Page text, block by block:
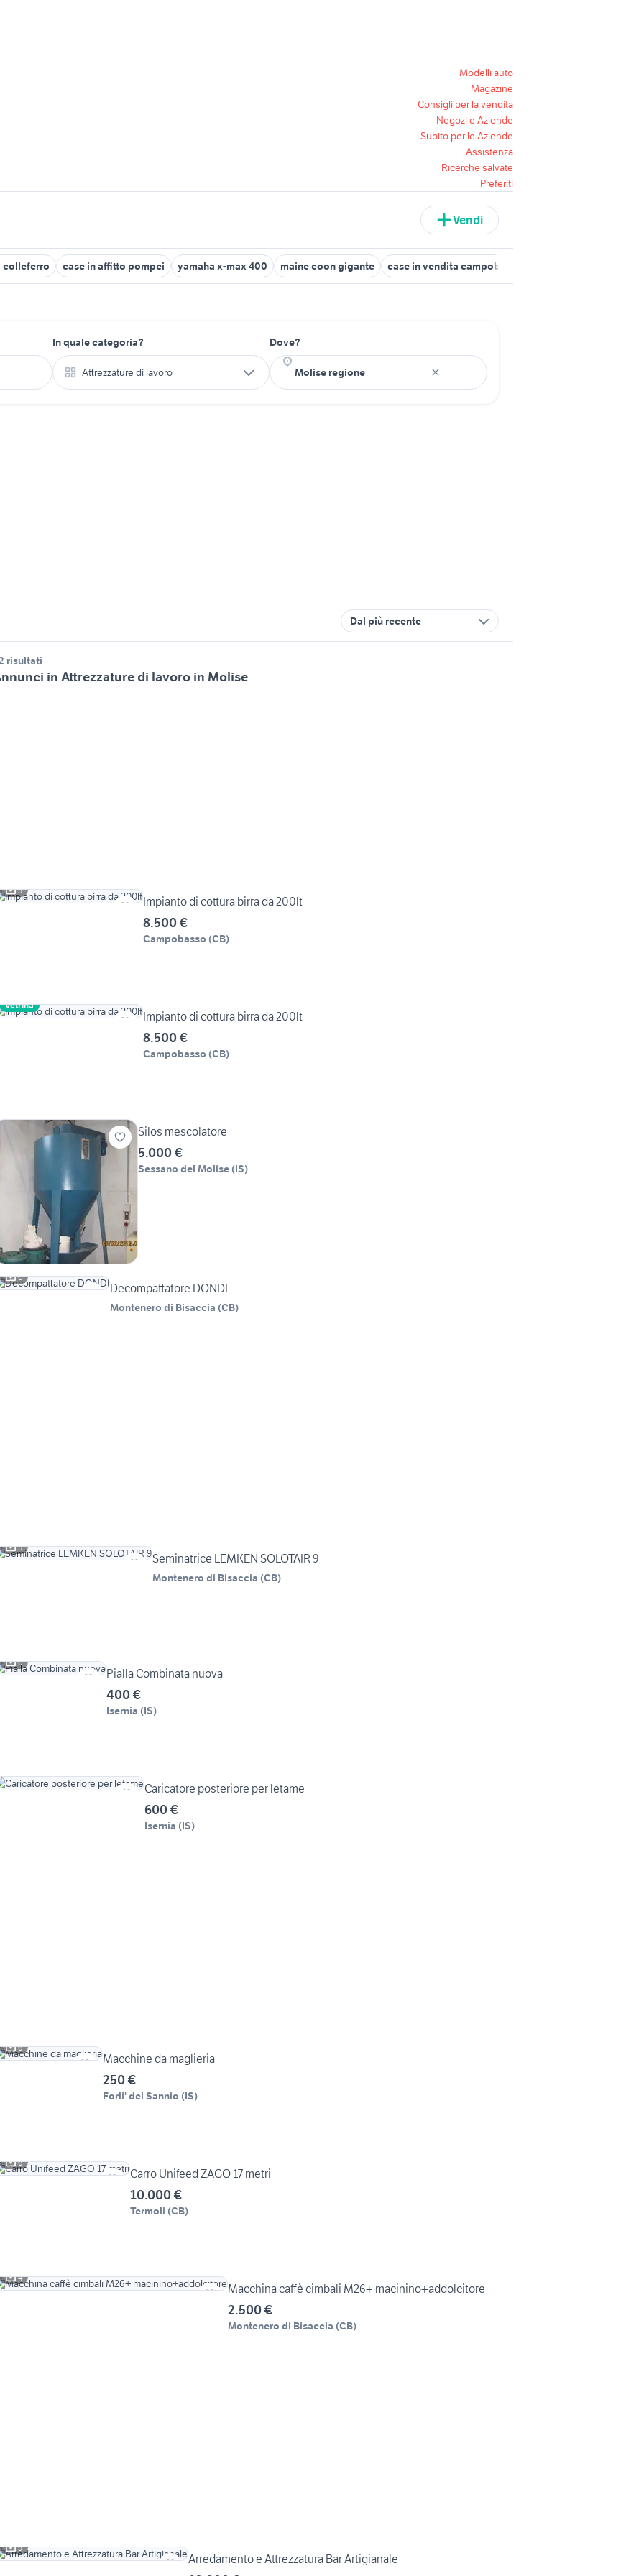
Modelli auto
Magazine
Consigli per la vendita
Negozi e Aziende
Subito per le Aziende
Assistenza
Ricerche salvate
Preferiti
Vendi
colleferro case in affitto pompei yamaha x-max 400 maine coon gigante case in vendita campobasso
In quale categoria?
Attrezzature di lavoro
Dove?
Dal più recente
risultati
in Attrezzature di lavoro in Molise
5
Impianto di cottura birra da 200lt
8.500 €
Campobasso (CB)
Vetrina
Impianto di cottura birra da 200lt
8.500 €
Campobasso (CB)
Silos mescolatore
5.000 €
Sessano del Molise (IS)
6
Decompattatore DONDI
Montenero di Bisaccia (CB)
5
Seminatrice LEMKEN SOLOTAIR 9
Montenero di Bisaccia (CB)
6
Pialla Combinata nuova
400 €
Isernia (IS)
Caricatore posteriore per letame
600 €
Isernia (IS)
6
Macchine da maglieria
250 €
Forli' del Sannio (IS)
6
Carro Unifeed ZAGO 17 metri
10.000 €
Termoli (CB)
4
Macchina caffè cimbali M26+ macinino+addolcitore
2.500 €
Montenero di Bisaccia (CB)
5
Arredamento e Attrezzatura Bar Artigianale